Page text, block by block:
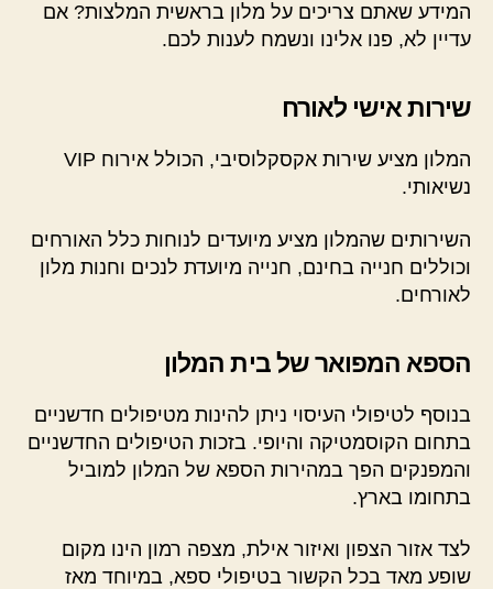
המידע שאתם צריכים על מלון בראשית המלצות? אם
עדיין לא, פנו אלינו ונשמח לענות לכם.
שירות אישי לאורח
המלון מציע שירות אקסקלוסיבי, הכולל אירוח VIP
נשיאותי.
השירותים שהמלון מציע מיועדים לנוחות כלל האורחים
וכוללים חנייה בחינם, חנייה מיועדת לנכים וחנות מלון
לאורחים.
הספא המפואר של בית המלון
בנוסף לטיפולי העיסוי ניתן להינות מטיפולים חדשניים
בתחום הקוסמטיקה והיופי. בזכות הטיפולים החדשניים
והמפנקים הפך במהירות הספא של המלון למוביל
בתחומו בארץ.
לצד אזור הצפון ואיזור אילת, מצפה רמון הינו מקום
שופע מאד בכל הקשור בטיפולי ספא, במיוחד מאז